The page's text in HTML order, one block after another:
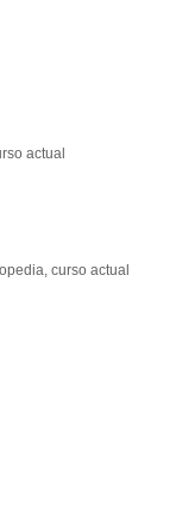
actual
curso actual